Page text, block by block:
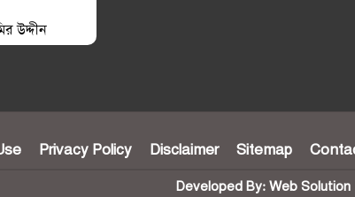
উদ্দীন
Privacy Policy Disclaimer Sitemap
Developed By: Web Solution